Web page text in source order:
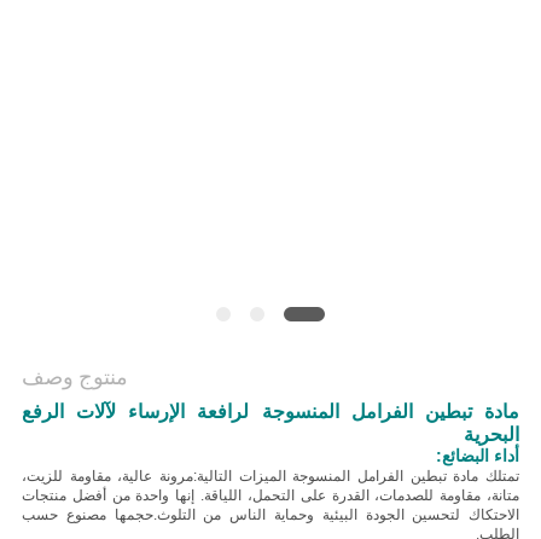
منتوج وصف
مادة تبطين الفرامل المنسوجة لرافعة الإرساء لآلات الرفع
البحرية
أداء البضائع:
تمتلك مادة تبطين الفرامل المنسوجة الميزات التالية:مرونة عالية، مقاومة للزيت،
متانة، مقاومة للصدمات، القدرة على التحمل، اللياقة. إنها واحدة من أفضل منتجات
الاحتكاك لتحسين الجودة البيئية وحماية الناس من التلوث.حجمها مصنوع حسب
الطلب.